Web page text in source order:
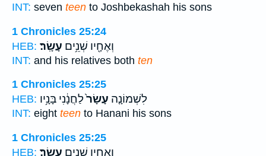
INT: seven teen to Joshbekashah his sons
1 Chronicles 25:24
HEB:
וְאֶחָ֖יו שְׁנֵ֥ים עָשָֽׂר׃
INT: and his relatives both ten
1 Chronicles 25:25
HEB:
לִשְׁמוֹנָ֤ה עָשָׂר֙לַחֲנָ֔נִי בָּנָ֥יו
INT: eight teen to Hanani his sons
1 Chronicles 25:25
HEB:
וְאֶחָ֖יו שְׁנֵ֥ים עָשָֽׂר׃